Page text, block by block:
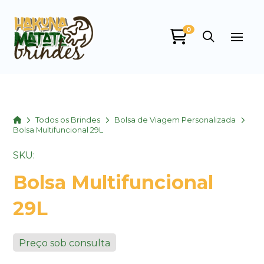
0
HomeTodos os Brindes
Bolsa de Viagem Personalizada
Bolsa Multifuncional 29L
SKU:
Bolsa Multifuncional
29L
Preço sob consulta